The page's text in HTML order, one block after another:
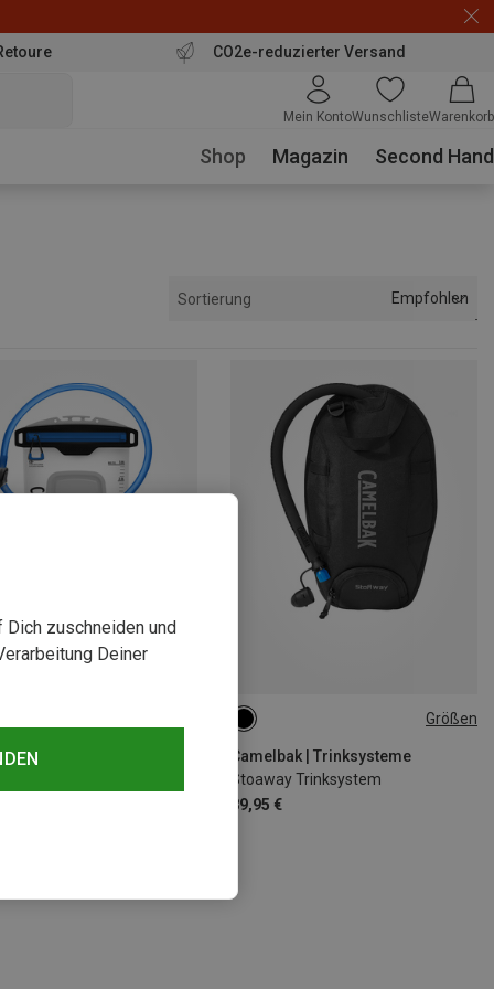
CO2e-reduzierter Versand
Mein KontoWunschlisteWarenkorb
Shop Magazin Second Hand
Sortierung Empfohlen
| Trinksysteme
Größen
Camelbak | Trinksysteme
Stoaway Trinksystem
89,95 €
3L
zuschneiden und
Deiner